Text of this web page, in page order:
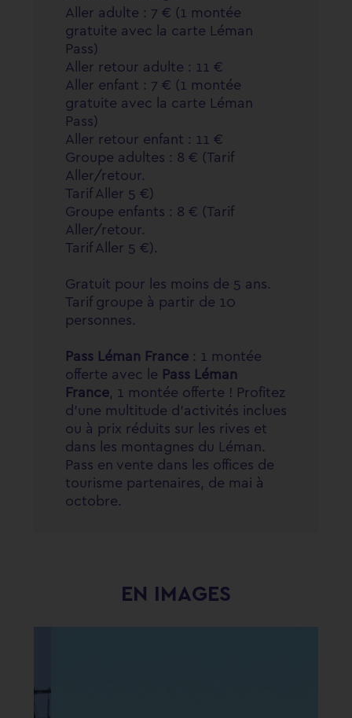
Aller adulte : 7 € (1 montée
gratuite avec la carte Léman
Pass)
Aller retour adulte : 11 €
Aller enfant : 7 € (1 montée
gratuite avec la carte Léman
Pass)
Aller retour enfant : 11 €
Groupe adultes : 8 € (Tarif
Aller/retour.
Tarif Aller 5 €)
Groupe enfants : 8 € (Tarif
Aller/retour.
Tarif Aller 5 €).
Gratuit pour les moins de 5 ans.
Tarif groupe à partir de 10
personnes.
Pass Léman France: 1 montée
offerte avec le Pass Léman
France, 1 montée offerte ! Profitez
d'une multitude d'activités inclues
ou à prix réduits sur les rives et
dans les montagnes du Léman.
Pass en vente dans les offices de
tourisme partenaires, de mai à
octobre.
EN IMAGES